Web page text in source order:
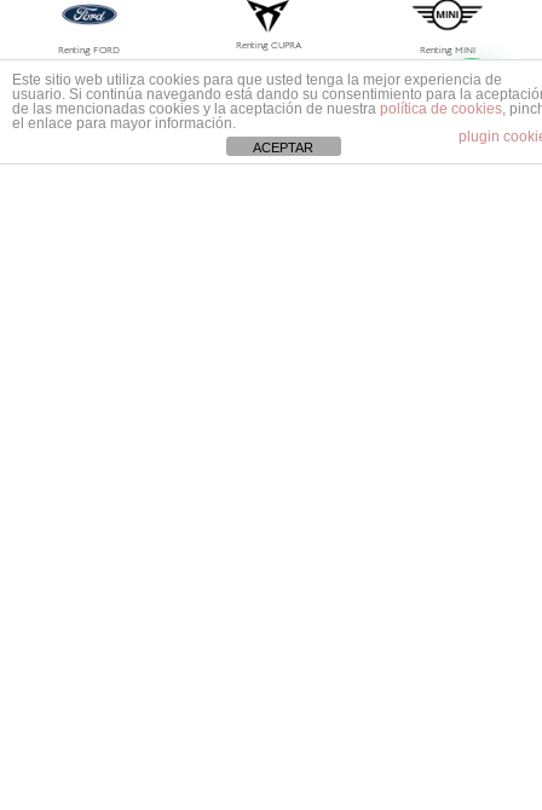
Renting FORD Renting CUPRA Renting MINI
Renting MAZDA Renting PORSCHE
Este sitio web utiliza cookies para que usted tenga la mejor experiencia de
usuario. Si continúa navegando está dando su consentimiento para la
de las mencionadas cookies y la aceptación de nuestra política de cookies,
el enlace para mayor información.
plugin
ACEPTAR
1
Mas información ¿No encuentras tu coche?